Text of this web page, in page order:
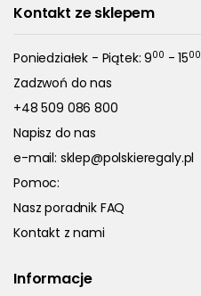
Kontakt ze sklepem
Poniedziałek - Piątek: 900 - 1500
Zadzwoń do nas
+48 509 086 800
Napisz do nas
e-mail: sklep@polskieregaly.pl
Pomoc:
Nasz poradnik FAQ
Kontakt z nami
Informacje